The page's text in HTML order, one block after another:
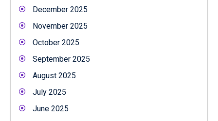
December 2025
November 2025
October 2025
September 2025
August 2025
July 2025
June 2025